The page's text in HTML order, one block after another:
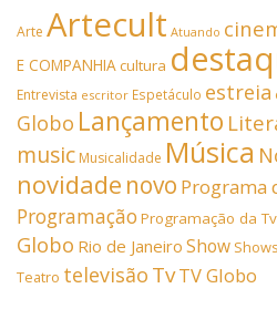
Arte Artecult Atuando
E COMPANHIA cultura
Entrevista escritor Espetáculo estreia
Globo Lançamento
music Musicalidade Música
novidade novo Programa
Programação Programação da Tv
Globo Rio de Janeiro Show Shows
Teatro televisão TvTV Globo